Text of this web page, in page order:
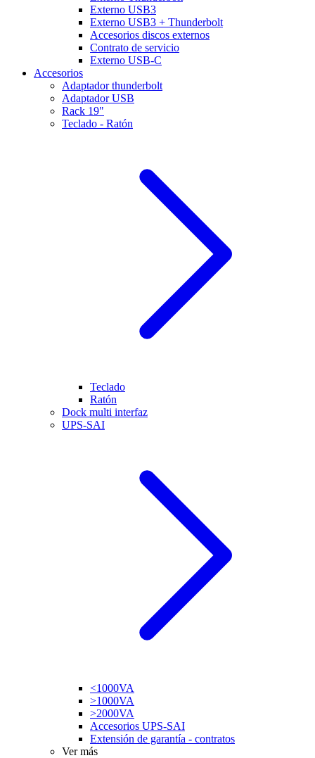
Externo USB3
Externo USB3 + Thunderbolt
Accesorios discos externos
Contrato de servicio
Externo USB-C
Accesorios
Adaptador thunderbolt
Adaptador USB
Rack 19"
Teclado - Ratón
Teclado
Ratón
Dock multi interfaz
UPS-SAI
<1000VA
>1000VA
>2000VA
Accesorios UPS-SAI
Extensión de garantía - contratos
Ver más